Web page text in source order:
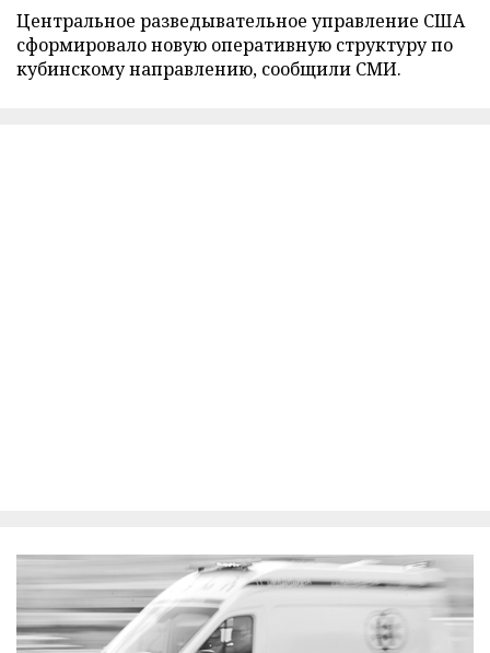
Центральное разведывательное управление США
сформировало новую оперативную структуру по
кубинскому направлению, сообщили СМИ.